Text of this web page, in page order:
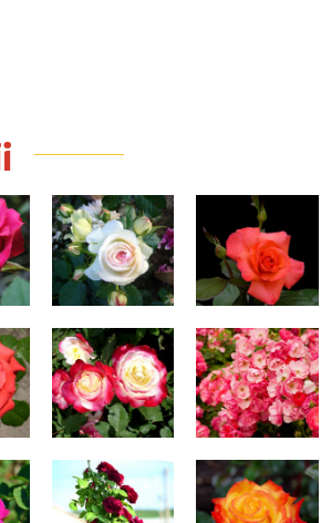
Edenul alb Cristofor Columb
Double Delight Angela
Doctor Jamain Rumba